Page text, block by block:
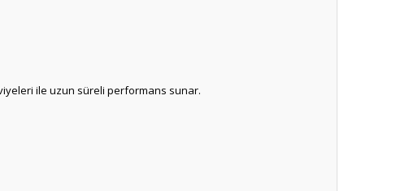
ile uzun süreli performans sunar.